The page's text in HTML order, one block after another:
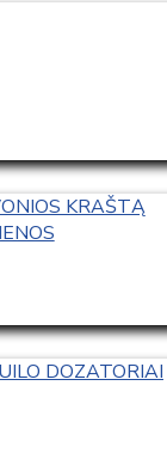
KRAŠTĄ
DOZATORIAI